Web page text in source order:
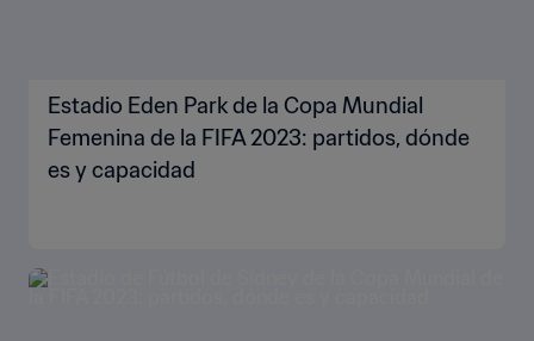
Estadio Eden Park de la Copa Mundial
Femenina de la FIFA 2023: partidos, dónde
es y capacidad